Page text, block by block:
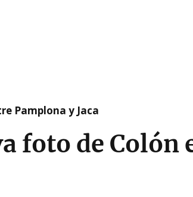
Pamplona y Jaca
foto de Colón